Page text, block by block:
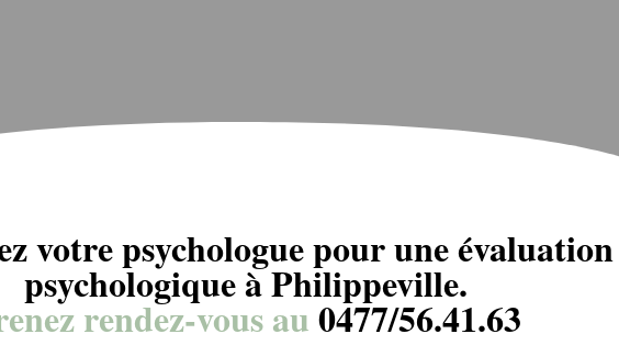
votre psychologue pour une évaluation
psychologique à Philippeville.
rendez-vous au0477/56.41.63